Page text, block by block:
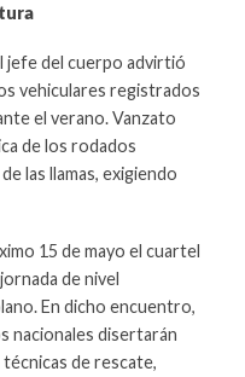
jefe del cuerpo advirtió
vehiculares registrados
el verano. Vanzato
de los rodados
las llamas, exigiendo
15 de mayo el cuartel
de nivel
En dicho encuentro,
nacionales disertarán
de rescate,